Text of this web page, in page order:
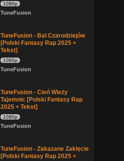
1080p
TuneFusion
TuneFusion - Bal Czarodziejów
[Polski Fantasy Rap 2025 +
Tekst]
1080p
TuneFusion
TuneFusion - Cień Wieży
Tajemnic [Polski Fantasy Rap
2025 + Tekst]
1080p
TuneFusion
TuneFusion - Zakazane Zaklęcie
[Polski Fantasy Rap 2025 +